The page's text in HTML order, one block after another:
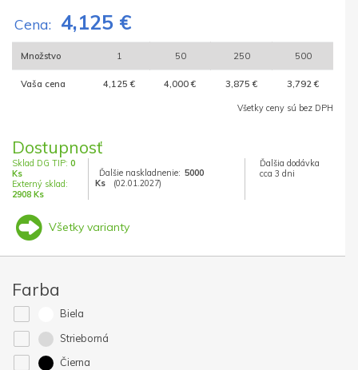
Cena: 4,125 €
Množstvo 1 50 250 500
Vaša cena 4,125 € 4,000 € 3,875 € 3,792 €
Všetky ceny sú bez DPH
Dostupnosť
Sklad DG TIP: 0
Ks
Externý sklad:
2908 Ks
Ďalšie naskladnenie: 5000
Ks
(02.01.2027)
Ďalšia dodávka
cca 3 dni
Všetky varianty
Farba
Biela
Strieborná
Čierna